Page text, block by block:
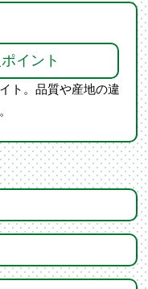
イント
ト。品質や産地の違